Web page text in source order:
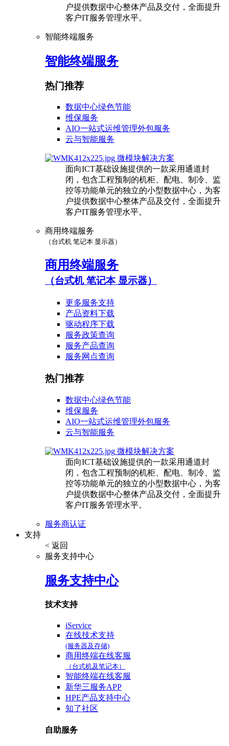
户提供数据中心整体产品及交付，全面提升
客户IT服务管理水平。
智能终端服务
智能终端服务
热门推荐
数据中心绿色节能
维保服务
AIO一站式运维管理外包服务
云与智能服务
微模块解决方案
面向ICT基础设施提供的一款采用通道封
闭，包含工程预制的机柜、配电、制冷、监
控等功能单元的独立的小型数据中心，为客
户提供数据中心整体产品及交付，全面提升
客户IT服务管理水平。
商用终端服务
（台式机 笔记本 显示器）
商用终端服务
（台式机 笔记本 显示器）
更多服务支持
产品资料下载
驱动程序下载
服务政策查询
服务产品查询
服务网点查询
热门推荐
数据中心绿色节能
维保服务
AIO一站式运维管理外包服务
云与智能服务
微模块解决方案
面向ICT基础设施提供的一款采用通道封
闭，包含工程预制的机柜、配电、制冷、监
控等功能单元的独立的小型数据中心，为客
户提供数据中心整体产品及交付，全面提升
客户IT服务管理水平。
服务商认证
支持
< 返回
服务支持中心
服务支持中心
技术支持
iService
在线技术支持
(服务器及存储)
商用终端在线客服
（台式机及笔记本）
智能终端在线客服
新华三服务APP
HPE产品支持中心
知了社区
自助服务